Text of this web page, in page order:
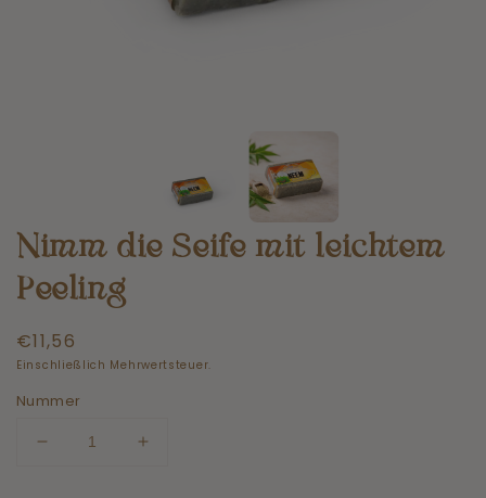
Nimm die Seife mit leichtem
Peeling
Normaler
Preis
€11,56
Einschließlich Mehrwertsteuer.
Nummer
Menge
Anzahl